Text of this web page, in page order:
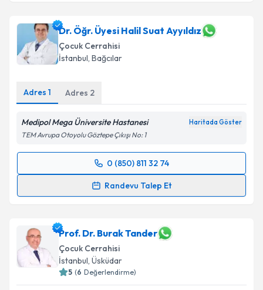
Dr. Öğr. Üyesi Halil Suat Ayyıldız
Çocuk Cerrahisi
İstanbul, Bağcılar
Adres 1 Adres 2
Medipol Mega Üniversite Hastanesi Haritada Göster
TEM Avrupa Otoyolu Göztepe Çıkışı No: 1
0 (850) 811 32 74
Randevu Talep Et
Randevu Takvimi Talebi
almanız için bir takvim hazırlandığında e-posta ile
bilgilendireceğiz.
E-posta Adresiniz
Prof. Dr. Burak Tander
Çocuk Cerrahisi
İstanbul, Üsküdar
5 (6 Değerlendirme)